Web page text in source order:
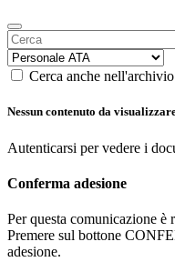
Cerca anche
Nessun contenuto da
Autenticarsi per vedere i
Conferma adesione
Per questa comunicazione è
Premere sul bottone
adesione.